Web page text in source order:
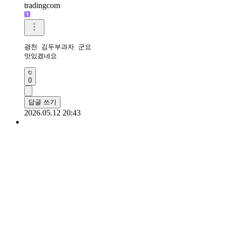
tradingcom
광천 김두부과자 군요
맛있겠네요
0
답글 쓰기
2026.05.12 20:43